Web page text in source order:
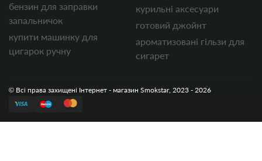
бензин для заправки
запальничок
купити машинку для
цигарок ручну
курильні аксесуари
готовий джойнт
ароматизовані гільзи для
сигарет
© Всі права захищені Інтернет - магазин Smokstar, 2023 - 2026